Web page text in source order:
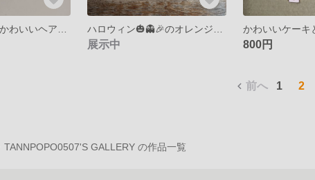
展示中 800円
前へ 1 2
TANNPOPO0507'S GALLERY の作品一覧